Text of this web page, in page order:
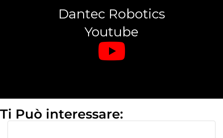
Dantec Robotics
Youtube
Ti Può interessare: